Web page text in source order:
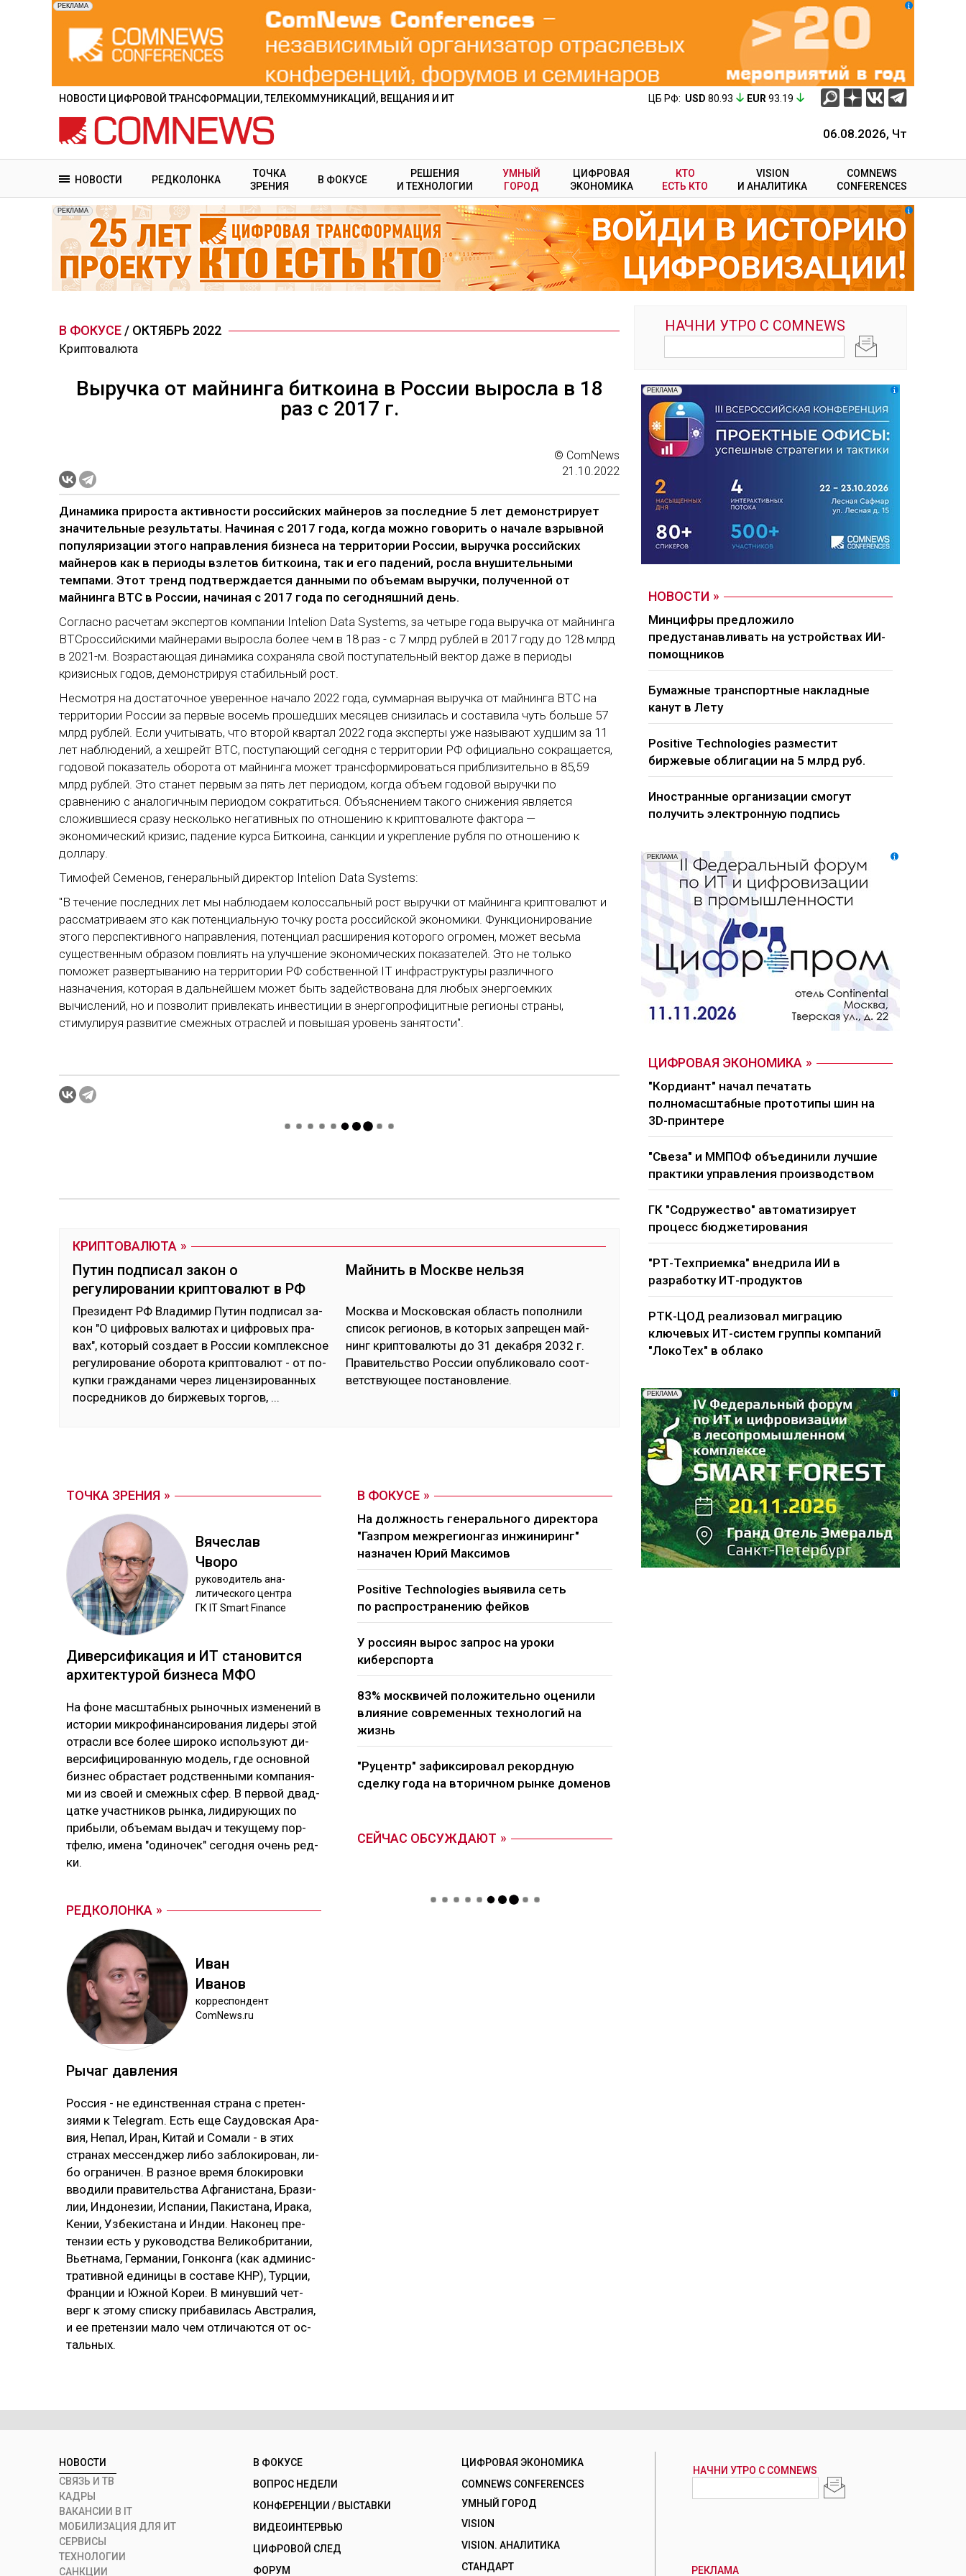
содержанию
НОВОСТИ ЦИФРОВОЙ ТРАНСФОРМАЦИИ, ТЕЛЕКОММУНИКАЦИЙ, ВЕЩАНИЯ И ИТ ЦБ РФ: USD 80.93 EUR 93.19
06.08.2026, Чт
НОВОСТИ РЕДКОЛОНКА
ТОЧКА
ЗРЕНИЯ
В ФОКУСЕ
РЕШЕНИЯ
И ТЕХНОЛОГИИ
УМНЫЙ
ГОРОД
ЦИФРОВАЯ
ЭКОНОМИКА
КТО
ЕСТЬ КТО
VISION
И АНАЛИТИКА
COMNEWS
CONFERENCES
В ФОКУСЕ / ОКТЯБРЬ 2022
Криптовалюта
Выручка от майнинга биткоина в России выросла в 18
раз c 2017 г.
© ComNews
21.10.2022
Динамика прироста активности российских майнеров за последние 5 лет демонстрирует
значительные результаты. Начиная с 2017 года, когда можно говорить о начале взрывной
популяризации этого направления бизнеса на территории России, выручка российских
майнеров как в периоды взлетов биткоина, так и его падений, росла внушительными
темпами. Этот тренд подтверждается данными по объемам выручки, полученной от
майнинга BTC в России, начиная с 2017 года по сегодняшний день.
Согласно расчетам экспертов компании Intelion Data Systems, за четыре года выручка от майнинга
BTCроссийскими майнерами выросла более чем в 18 раз - с 7 млрд рублей в 2017 году до 128 млрд
в 2021-м. Возрастающая динамика сохраняла свой поступательный вектор даже в периоды
кризисных годов, демонстрируя стабильный рост.
Несмотря на достаточное уверенное начало 2022 года, суммарная выручка от майнинга BTC на
территории России за первые восемь прошедших месяцев снизилась и составила чуть больше 57
млрд рублей. Если учитывать, что второй квартал 2022 года эксперты уже называют худшим за 11
лет наблюдений, а хешрейт BTC, поступающий сегодня с территории РФ официально сокращается,
годовой показатель оборота от майнинга может трансформироваться приблизительно в 85,59
млрд рублей. Это станет первым за пять лет периодом, когда объем годовой выручки по
сравнению с аналогичным периодом сократиться. Объяснением такого снижения является
сложившиеся сразу несколько негативных по отношению к криптовалюте фактора —
экономический кризис, падение курса Биткоина, санкции и укрепление рубля по отношению к
доллару.
Тимофей Семенов, генеральный директор Intelion Data Systems:
"В течение последних лет мы наблюдаем колоссальный рост выручки от майнинга криптовалют и
рассматриваем это как потенциальную точку роста российской экономики. Функционирование
этого перспективного направления, потенциал расширения которого огромен, может весьма
существенным образом повлиять на улучшение экономических показателей. Это не только
поможет развертыванию на территории РФ собственной IT инфраструктуры различного
назначения, которая в дальнейшем может быть задействована для любых энергоемких
вычислений, но и позволит привлекать инвестиции в энергопрофицитные регионы страны,
стимулируя развитие смежных отраслей и повышая уровень занятости".
КРИПТОВАЛЮТА
Путин подписал закон о
регулировании криптовалют в РФ
Пре­зидент РФ Вла­димир Пу­тин под­пи­сал за­
кон "О циф­ро­вых ва­лютах и циф­ро­вых пра­
вах", ко­торый соз­дает в Рос­сии ком­плексное
ре­гули­рова­ние обо­рота крип­то­валют - от по­
куп­ки граж­да­нами че­рез ли­цен­зи­рован­ных
пос­ред­ни­ков до бир­же­вых тор­гов, ...
Майнить в Москве нельзя
Мос­ква и Мос­ков­ская об­ласть по­пол­ни­ли
спи­сок ре­гио­нов, в ко­торых зап­ре­щен май­
нинг крип­то­валю­ты до 31 де­каб­ря 2032 г.
Пра­витель­ство Рос­сии опуб­ли­кова­ло соот­
ветс­твую­щее пос­та­нов­ле­ние.
ТОЧКА ЗРЕНИЯ
Вя­чес­лав
Чво­ро
ру­ково­дитель ана­
лити­чес­ко­го цен­тра
ГК IT Smart Finance
Ди­вер­си­фика­ция и ИТ ста­новит­ся
ар­хи­тек­ту­рой биз­не­са МФО
На фо­не мас­штаб­ных ры­ноч­ных из­ме­не­ний в
ис­то­рии мик­ро­фи­нан­си­ро­ва­ния ли­де­ры этой
от­рас­ли все бо­лее ши­ро­ко ис­поль­зуют ди­
вер­си­фи­ци­ро­ван­ную мо­дель, где ос­нов­ной
биз­нес об­рас­тает родс­твен­ны­ми ком­па­ния­
ми из своей и смеж­ных сфер. В пер­вой двад­
цат­ке учас­тни­ков рын­ка, ли­ди­рую­щих по
при­бы­ли, объ­емам вы­дач и те­ку­ще­му пор­
тфе­лю, име­на "оди­но­чек" се­год­ня очень ред­
ки.
РЕДКОЛОНКА
Иван
Ива­нов
кор­рес­пон­дент
ComNews.ru
Ры­чаг дав­ле­ния
Рос­сия - не единс­твен­ная стра­на с пре­тен­
зия­ми к Telegram. Есть еще Сау­дов­ская Ара­
вия, Не­пал, Иран, Ки­тай и Со­ма­ли - в этих
стра­нах мес­сен­джер ли­бо заб­ло­ки­ро­ван, ли­
бо ог­ра­ни­чен. В раз­ное вре­мя бло­ки­ров­ки
вво­ди­ли пра­ви­тель­ства Аф­га­нис­та­на, Бра­зи­
лии, Ин­до­не­зии, Ис­па­нии, Па­кис­та­на, Ира­ка,
Ке­нии, Уз­бе­кис­та­на и Ин­дии. На­ко­нец пре­
тен­зии есть у ру­ко­водс­тва Ве­ли­коб­ри­та­нии,
Вь­ет­на­ма, Гер­ма­нии, Гон­кон­га (как ад­ми­нис­
тра­тив­ной еди­ни­цы в сос­та­ве КНР), Тур­ции,
Фран­ции и Юж­ной Ко­реи. В ми­нув­ший чет­
верг к это­му спис­ку при­ба­ви­лась Авс­тра­лия,
и ее пре­тен­зии ма­ло чем от­ли­чают­ся от ос­
таль­ных.
В ФОКУСЕ
На должность генерального директора
"Газпром межрегионгаз инжиниринг"
назначен Юрий Максимов
Positive Technologies выявила сеть
по распространению фейков
У россиян вырос запрос на уроки
киберспорта
83% москвичей положительно оценили
влияние современных технологий на
жизнь
"Руцентр" зафиксировал рекордную
сделку года на вторичном рынке доменов
СЕЙЧАС ОБСУЖДАЮТ
НОВОСТИ
Минцифры предложило
предустанавливать на устройствах ИИ-
помощников
Бумажные транспортные накладные
канут в Лету
Positive Technologies разместит
биржевые облигации на 5 млрд руб.
Иностранные организации смогут
получить электронную подпись
ЦИФРОВАЯ ЭКОНОМИКА
"Кордиант" начал печатать
полномасштабные прототипы шин на
3D-принтере
"Свеза" и ММПОФ объединили лучшие
практики управления производством
ГК "Содружество" автоматизирует
процесс бюджетирования
"РТ-Техприемка" внедрила ИИ в
разработку ИТ-продуктов
РТК-ЦОД реализовал миграцию
ключевых ИТ-систем группы компаний
"ЛокоТех" в облако
НОВОСТИ
СВЯЗЬ И ТВ
КАДРЫ
ВАКАНСИИ В IT
МОБИЛИЗАЦИЯ ДЛЯ ИТ
СЕРВИСЫ
ТЕХНОЛОГИИ
САНКЦИИ
В ФОКУСЕ
ВОПРОС НЕДЕЛИ
КОНФЕРЕНЦИИ / ВЫСТАВКИ
ВИДЕОИНТЕРВЬЮ
ЦИФРОВОЙ СЛЕД
ФОРУМ
ЦИФРОВАЯ ЭКОНОМИКА
COMNEWS CONFERENCES
УМНЫЙ ГОРОД
VISION
VISION. АНАЛИТИКА
СТАНДАРТ
РЕКЛАМА